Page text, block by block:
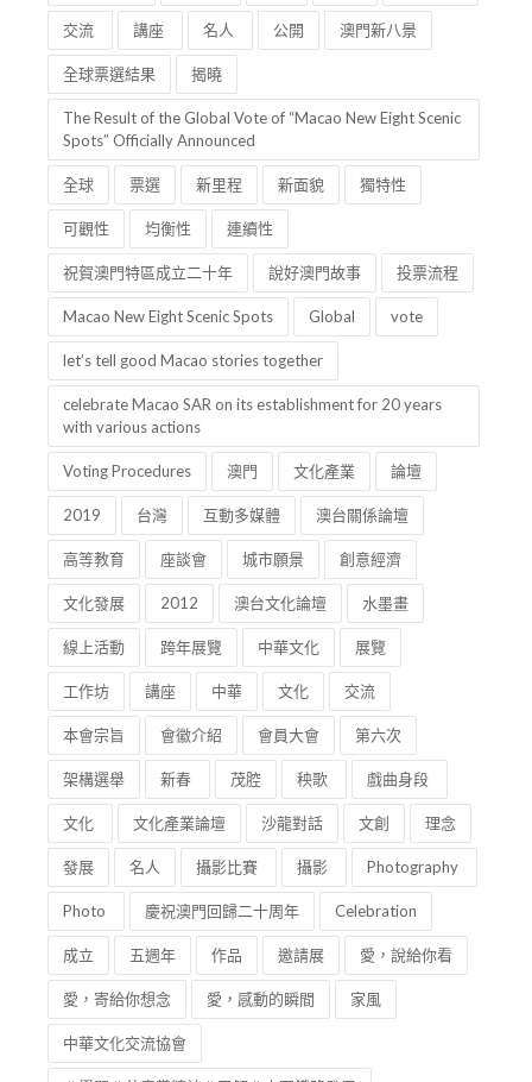
交流 講座 名人 公開 澳門新八景
全球票選結果 揭曉
The Result of the Global Vote of “Macao New Eight Scenic
Spots” Officially Announced
全球 票選 新里程 新面貌 獨特性
可觀性 均衡性 連續性
祝賀澳門特區成立二十年 說好澳門故事 投票流程
Macao New Eight Scenic Spots Global vote
let’s tell good Macao stories together
celebrate Macao SAR on its establishment for 20 years
with various actions
Voting Procedures 澳門 文化產業 論壇
2019 台灣 互動多媒體 澳台關係論壇
高等教育 座談會 城市願景 創意經濟
文化發展 2012 澳台文化論壇 水墨畫
線上活動 跨年展覽 中華文化 展覽
工作坊 講座 中華 文化 交流
本會宗旨 會徽介紹 會員大會 第六次
架構選舉 新春 茂腔 秧歌 戲曲身段
文化 文化產業論壇 沙龍對話 文創 理念
發展 名人 攝影比賽 攝影 Photography
Photo 慶祝澳門回歸二十周年 Celebration
成立 五週年 作品 邀請展 愛，說給你看
愛，寄給你想念 愛，感動的瞬間 家風
中華文化交流協會